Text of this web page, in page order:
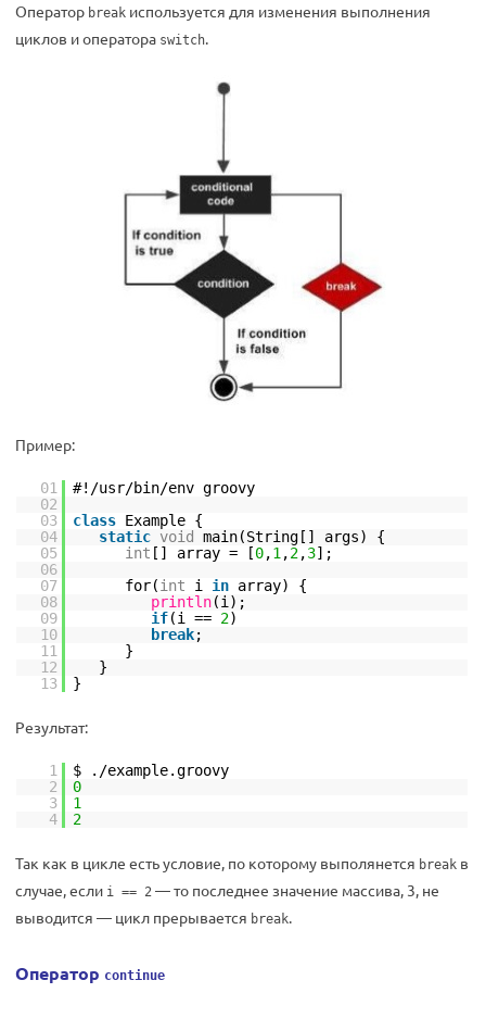
Оператор break используется для изменения выполнения
циклов и оператора switch.
Пример:
01
#!/usr/bin/env groovy
02
03
class Example {
04
static void
main(String[] args) {
05
int [] array = [0,1 ,2,3];
06
07
for(int i in array) {
08
println(i);
09
if(i == 2)
10
break;
11
}
12
}
13
}
Результат:
1
$ ./example.groovy
2
0
3
1
4
2
Так как в цикле есть условие, по которому выполянется break в
случае, если i == 2 — то последнее значение массива, 3, не
выводится — цикл прерывается break.
Оператор continue